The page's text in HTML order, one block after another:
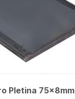
Pletina 75x8mm